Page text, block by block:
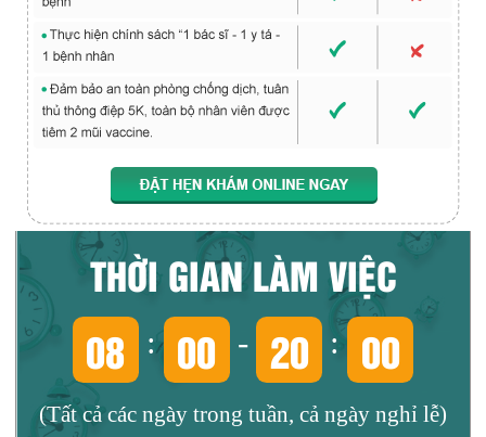
THỜI GIAN LÀM VIỆC
08 : 00 - 20 : 00
(Tất cả các ngày trong tuần, cả ngày nghỉ lễ)